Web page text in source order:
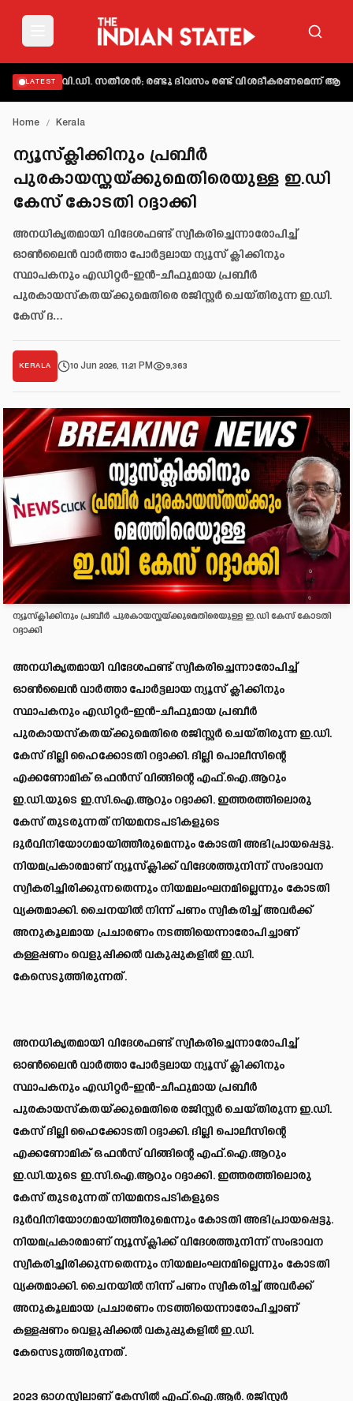
LATEST
വി.ഡി. സതീശൻ; രണ്ടു ദിവസം രണ്ട് വിശദീകരണമെന്ന് ആക്ഷേപം
Home / Kerala
ന്യൂസ്‌ക്ലിക്കിനും പ്രബീര്‍
പുരകായസ്തയ്ക്കുമെതിരെയുള്ള ഇ.ഡി
കേസ് കോടതി റദ്ദാക്കി
അനധികൃതമായി വിദേശഫണ്ട് സ്വീകരിച്ചെന്നാരോപിച്ച്
ഓണ്‍ലൈന്‍ വാര്‍ത്താ പോര്‍ട്ടലായ ന്യൂസ് ക്ലിക്കിനും
സ്ഥാപകനും എഡിറ്റര്‍-ഇന്‍-ചീഫുമായ പ്രബീര്‍
പുരകായസ്‌കതയ്ക്കുമെതിരെ രജിസ്റ്റര്‍ ചെയ്തിരുന്ന ഇ.ഡി.
കേസ് ദ…
KERALA 10 Jun 2026, 11:21 PM 9,363
ന്യൂസ്‌ക്ലിക്കിനും പ്രബീര്‍ പുരകായസ്തയ്ക്കുമെതിരെയുള്ള ഇ.ഡി കേസ് കോടതി
റദ്ദാക്കി
അനധികൃതമായി വിദേശഫണ്ട് സ്വീകരിച്ചെന്നാരോപിച്ച്
ഓണ്‍ലൈന്‍ വാര്‍ത്താ പോര്‍ട്ടലായ ന്യൂസ് ക്ലിക്കിനും
സ്ഥാപകനും എഡിറ്റര്‍-ഇന്‍-ചീഫുമായ പ്രബീര്‍
പുരകായസ്‌കതയ്ക്കുമെതിരെ രജിസ്റ്റര്‍ ചെയ്തിരുന്ന ഇ.ഡി.
കേസ് ദില്ലി ഹൈക്കോടതി റദ്ദാക്കി. ദില്ലി പൊലീസിന്റെ
എക്കണോമിക് ഒഫന്‍സ് വിങ്ങിന്റെ എഫ്.ഐ.ആറും
ഇ.ഡി.യുടെ ഇ.സി.ഐ.ആറും റദ്ദാക്കി. ഇത്തരത്തിലൊരു
കേസ് തുടരുന്നത് നിയമനടപടികളുടെ
ദുര്‍വിനിയോഗമായിത്തീരുമെന്നും കോടതി അഭിപ്രായപ്പെട്ടു.
നിയമപ്രകാരമാണ് ന്യൂസ്‌ക്ലിക്ക് വിദേശത്തുനിന്ന് സംഭാവന
സ്വീകരിച്ചിരിക്കുന്നതെന്നും നിയമലംഘനമില്ലെന്നും കോടതി
വ്യക്തമാക്കി. ചൈനയില്‍ നിന്ന് പണം സ്വീകരിച്ച് അവര്‍ക്ക്
അനുകൂലമായ പ്രചാരണം നടത്തിയെന്നാരോപിച്ചാണ്
കള്ളപ്പണം വെളുപ്പിക്കല്‍ വകുപ്പുകളില്‍ ഇ.ഡി.
കേസെടുത്തിരുന്നത്.
അനധികൃതമായി വിദേശഫണ്ട് സ്വീകരിച്ചെന്നാരോപിച്ച്
ഓണ്‍ലൈന്‍ വാര്‍ത്താ പോര്‍ട്ടലായ ന്യൂസ് ക്ലിക്കിനും
സ്ഥാപകനും എഡിറ്റര്‍-ഇന്‍-ചീഫുമായ പ്രബീര്‍
പുരകായസ്‌കതയ്ക്കുമെതിരെ രജിസ്റ്റര്‍ ചെയ്തിരുന്ന ഇ.ഡി.
കേസ് ദില്ലി ഹൈക്കോടതി റദ്ദാക്കി. ദില്ലി പൊലീസിന്റെ
എക്കണോമിക് ഒഫന്‍സ് വിങ്ങിന്റെ എഫ്.ഐ.ആറും
ഇ.ഡി.യുടെ ഇ.സി.ഐ.ആറും റദ്ദാക്കി. ഇത്തരത്തിലൊരു
കേസ് തുടരുന്നത് നിയമനടപടികളുടെ
ദുര്‍വിനിയോഗമായിത്തീരുമെന്നും കോടതി അഭിപ്രായപ്പെട്ടു.
നിയമപ്രകാരമാണ് ന്യൂസ്‌ക്ലിക്ക് വിദേശത്തുനിന്ന് സംഭാവന
സ്വീകരിച്ചിരിക്കുന്നതെന്നും നിയമലംഘനമില്ലെന്നും കോടതി
വ്യക്തമാക്കി. ചൈനയില്‍ നിന്ന് പണം സ്വീകരിച്ച് അവര്‍ക്ക്
അനുകൂലമായ പ്രചാരണം നടത്തിയെന്നാരോപിച്ചാണ്
കള്ളപ്പണം വെളുപ്പിക്കല്‍ വകുപ്പുകളില്‍ ഇ.ഡി.
കേസെടുത്തിരുന്നത്.
2023 ഓഗസ്റ്റിലാണ് കേസില്‍ എഫ്.ഐ.ആര്‍. രജിസ്റ്റര്‍